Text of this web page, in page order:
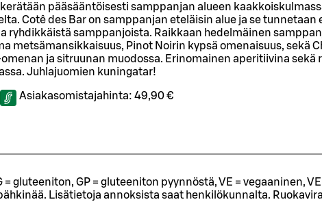
pääsääntöisesti samppanjan alueen
Cotê des Bar on samppanjan eteläisin alue ja se tunnetaan
ryhdikkäistä samppanjoista. Raikkaan hedelmäinen
metsämansikkaisuus, Pinot Noirin kypsä omenaisuus, sekä
ja sitruunan muodossa. Erinomainen aperitiivina sekä
Juhlajuomien kuningatar!
Asiakasomistajahinta: 49,90 €
gluteeniton, GP = gluteeniton pyynnöstä, VE = vegaaninen,
Lisätietoja annoksista saat henkilökunnalta.